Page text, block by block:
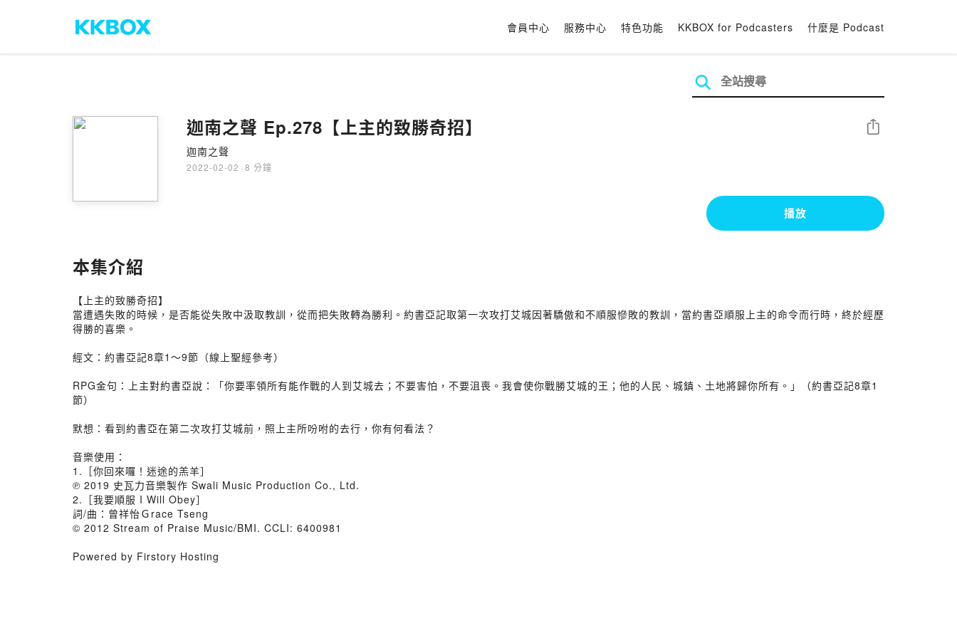
會員中心 服務中心 特色功能 KKBOX for Podcasters 什麼是 Podcast
迦南之聲 Ep.278【上主的致勝奇招】
迦南之聲
2022-02-02 · 8 分鐘
分享
播放
本集介紹
【上主的致勝奇招】
當遭遇失敗的時候，是否能從失敗中汲取教訓，從而把失敗轉為勝利。約書亞記取第一次攻打艾城因著驕傲和不順服慘敗的教訓，當約書亞順服上主的命令而行時，終於經歷
得勝的喜樂。
經文：約書亞記8章1～9節（線上聖經參考）
RPG金句：上主對約書亞說：「你要率領所有能作戰的人到艾城去；不要害怕，不要沮喪。我會使你戰勝艾城的王；他的人民、城鎮、土地將歸你所有。」（約書亞記8章1
節）
默想：看到約書亞在第二次攻打艾城前，照上主所吩咐的去行，你有何看法？
音樂使用：
1.［你回來囉！迷途的羔羊］
℗ 2019 史瓦力音樂製作 Swali Music Production Co., Ltd.
2.［我要順服 I Will Obey］
詞/曲：曾祥怡Ｇrace Tseng
© 2012 Stream of Praise Music/BMI. CCLI: 6400981
Powered by Firstory Hosting